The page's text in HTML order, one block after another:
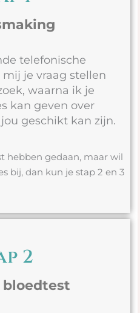
telefonische
je vraag stellen
waarna ik je
kan geven over
geschikt kan zijn.
hebben gedaan, maar wil
bij, dan kun je stap 2 en 3
2
bloedtest